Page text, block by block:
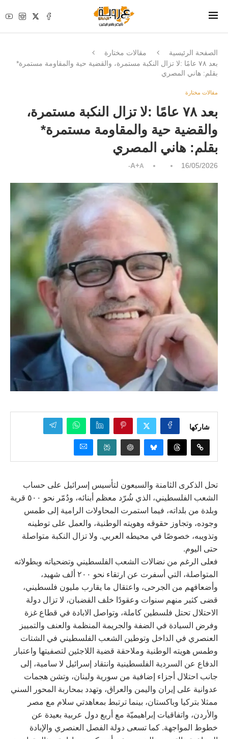
الصفحة الرئيسية
مقالات مختارة
بعد ٧٨ عامًا :لا تزال النكبة مستمرة، والقضية حية والمقاومة مستمرة*
بقلم: هاني المصري
مقالات مختارة
بعد ٧٨ عامًا :لا تزال النكبة مستمرة،
والقضية حية والمقاومة مستمرة*
بقلم: هاني المصري
16/05/2026
A+A-
شاركها
تحل الذكرى الثامنة والسبعون لتأسيس إسرائيل على حساب
الشعب الفلسطيني، الذي شُرّد معظم أبنائه، ودُمّر نحو ٥٠٠ قرية
وبلدة من بلداته، فيما استمرت المحاولات الرامية إلى طمس
وجوده، وتجاوز حقوقه وهويته الوطنية، والعمل على توطينه
وتذويبه، خصوصًا في محيطه العربي. ولا تزال النكبة متواصلة
حتى اليوم.
فعلى الرغم من نضالات الشعب الفلسطيني وتضحياته وبطولاته
المتواصلة، التي أسفرت عن ارتقاء نحو ٢٠٠ ألف شهيد،
وأضعافهم من الجرحى، واعتقال ما يقارب مليون فلسطيني،
قضى كثير منهم سنوات وعقودًا خلف القضبان، لا تزال دولة
الاحتلال تحتل فلسطين كاملة، وتواصل الابادة في قطاع غزة
وفرض السيادة في الضفة والجريمة المنظمة والعنف والتمييز
العنصري في الداخل وتوطين الشعب الفلسطيني في الشتات
وطمس هويته الوطنية وملاحقة قضية اللاجئين لتصفيتها واعتبار
الدفاع عن السردية الفلسطينية وانتقاد إسرائيل لا سامية، إلى
جانب احتلال أجزاء إضافية من سورية ولبنان، وتشن هجمات
عدوانية على إيران واليمن والعراق، وتهدد بمحاربة المحور السني
ممثلا بتركيا وباكستان، بينما ترتبط بمعاهدتي سلام مع مصر
والأردن، واتفاقيات إبراهيميّة مع أربع دول عربية بعيدة عن
خطوط المواجهة. كما تسعى دولة الفصل العنصري والإبادة